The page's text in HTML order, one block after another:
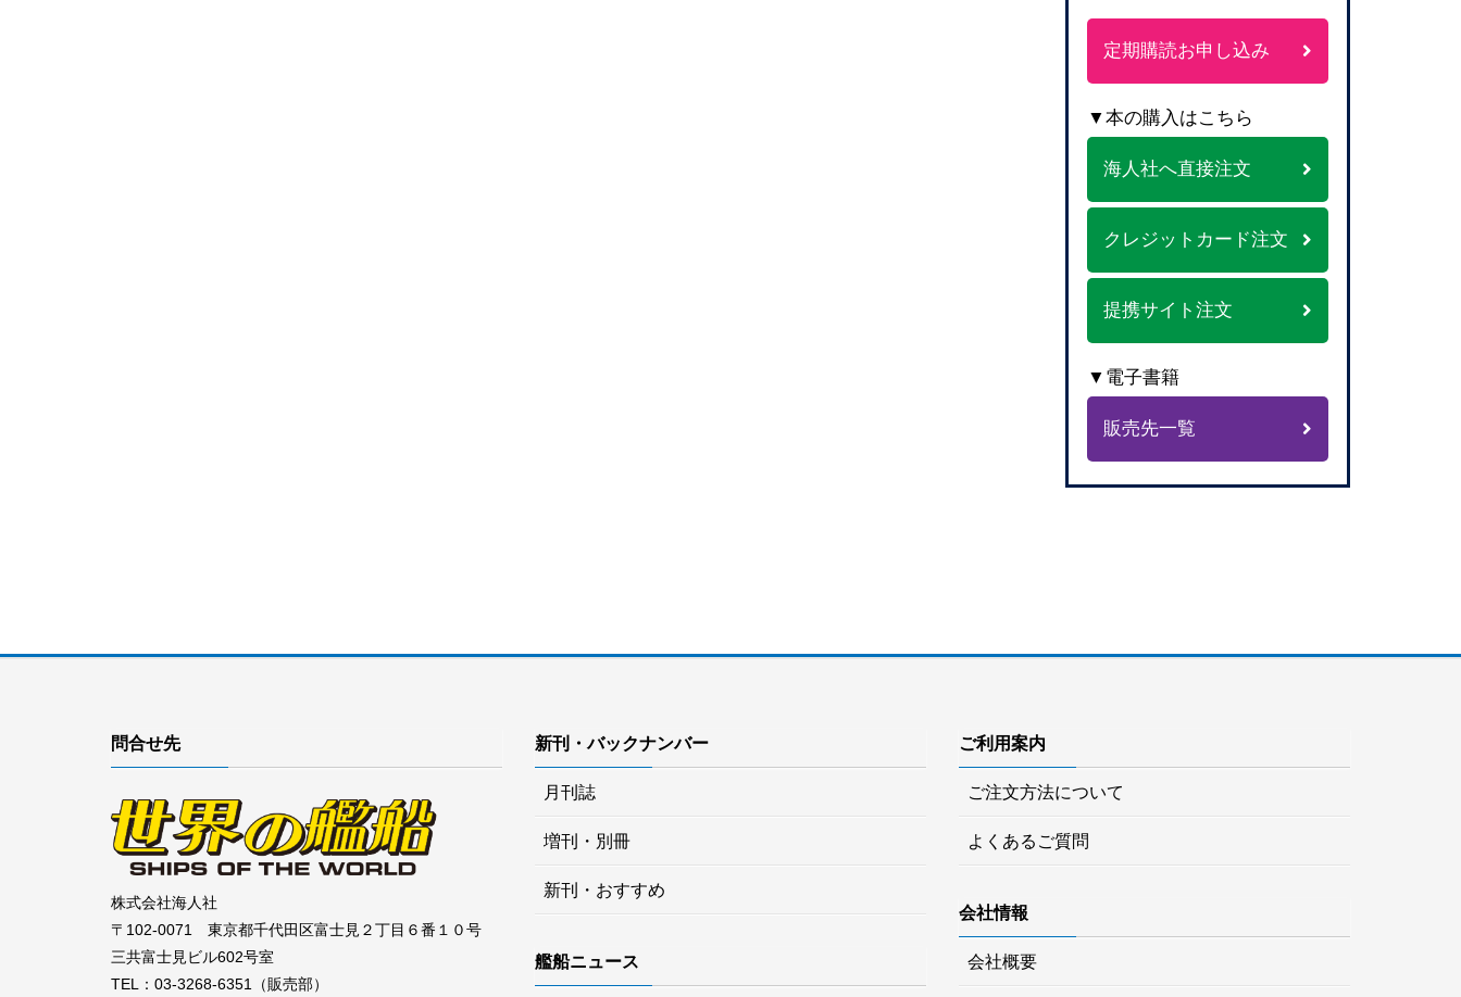
定期購読お申し込み
▼本の購入はこちら
海人社へ直接注文
クレジットカード注文
提携サイト注文
▼電子書籍
販売先一覧
問合せ先
株式会社海人社
〒102-0071 東京都千代田区富士見２丁目６番１０号
三共富士見ビル602号室
TEL：03-3268-6351（販売部）
新刊・バックナンバー
月刊誌
増刊・別冊
新刊・おすすめ
艦船ニュース
ご利用案内
ご注文方法について
よくあるご質問
会社情報
会社概要